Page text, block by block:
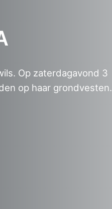
Op zaterdagavond 3
op haar grondvesten.